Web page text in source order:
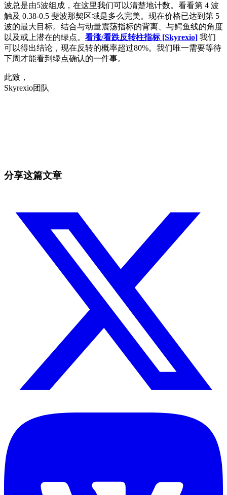
波总是由5波组成，在这里我们可以清楚地计数。看看第 4 波
触及 0.38-0.5 斐波那契区域是多么完美。现在价格已达到第 5
波的最大目标。结合与动量震荡指标的背离、与鳄鱼线的角度
以及或上潜在的绿点。 看涨/看跌反转柱指标 [Skyrexio] 我们
可以得出结论，现在反转的概率超过80%。我们唯一需要等待
下周才能看到绿点确认的一件事。
此致，
Skyrexio团队
分享这篇文章